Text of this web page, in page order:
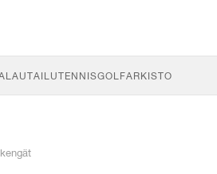
TENNISGOLFARKISTO